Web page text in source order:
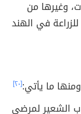
وغيرها من
في الهند
ما يأتي:[٢٠]
الشعير لمرضى